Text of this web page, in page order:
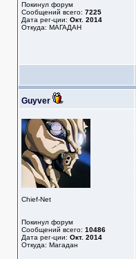
Покинул форум
Сообщений всего: 7225
Дата рег-ции: Окт. 2014
Откуда: МАГАДАН
Guyver
Chief-Net
Покинул форум
Сообщений всего: 10486
Дата рег-ции: Окт. 2014
Откуда: Магадан